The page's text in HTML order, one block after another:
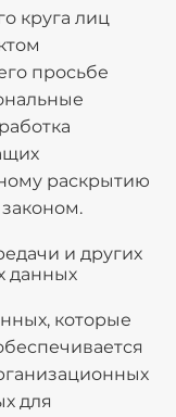
круга лиц
просьбе
раскрытию
и других
данных
которые
для